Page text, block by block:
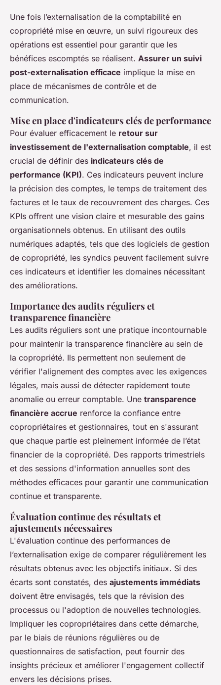
Une fois l’externalisation de la comptabilité en
copropriété mise en œuvre, un suivi rigoureux des
opérations est essentiel pour garantir que les
bénéfices escomptés se réalisent. Assurer un suivi
post-externalisation efficace implique la mise en
place de mécanismes de contrôle et de
communication.
Mise en place d'indicateurs clés de performance
Pour évaluer efficacement le retour sur
investissement de l'externalisation comptable, il est
crucial de définir des indicateurs clés de
performance (KPI). Ces indicateurs peuvent inclure
la précision des comptes, le temps de traitement des
factures et le taux de recouvrement des charges. Ces
KPIs offrent une vision claire et mesurable des gains
organisationnels obtenus. En utilisant des outils
numériques adaptés, tels que des logiciels de gestion
de copropriété, les syndics peuvent facilement suivre
ces indicateurs et identifier les domaines nécessitant
des améliorations.
Importance des audits réguliers et
transparence financière
Les audits réguliers sont une pratique incontournable
pour maintenir la transparence financière au sein de
la copropriété. Ils permettent non seulement de
vérifier l'alignement des comptes avec les exigences
légales, mais aussi de détecter rapidement toute
anomalie ou erreur comptable. Une transparence
financière accrue renforce la confiance entre
copropriétaires et gestionnaires, tout en s'assurant
que chaque partie est pleinement informée de l’état
financier de la copropriété. Des rapports trimestriels
et des sessions d'information annuelles sont des
méthodes efficaces pour garantir une communication
continue et transparente.
Évaluation continue des résultats et
ajustements nécessaires
L'évaluation continue des performances de
l’externalisation exige de comparer régulièrement les
résultats obtenus avec les objectifs initiaux. Si des
écarts sont constatés, des ajustements immédiats
doivent être envisagés, tels que la révision des
processus ou l'adoption de nouvelles technologies.
Impliquer les copropriétaires dans cette démarche,
par le biais de réunions régulières ou de
questionnaires de satisfaction, peut fournir des
insights précieux et améliorer l'engagement collectif
envers les décisions prises.